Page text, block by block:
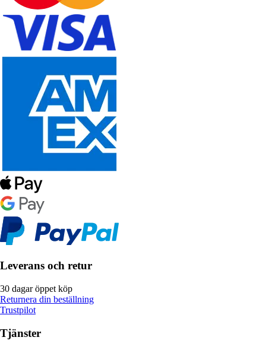
Leverans och retur
30 dagar öppet köp
Returnera din beställning
Trustpilot
Tjänster